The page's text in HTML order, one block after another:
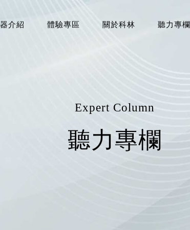
介紹 體驗專區 關於科林 聽力專欄
Expert Column
聽力專欄